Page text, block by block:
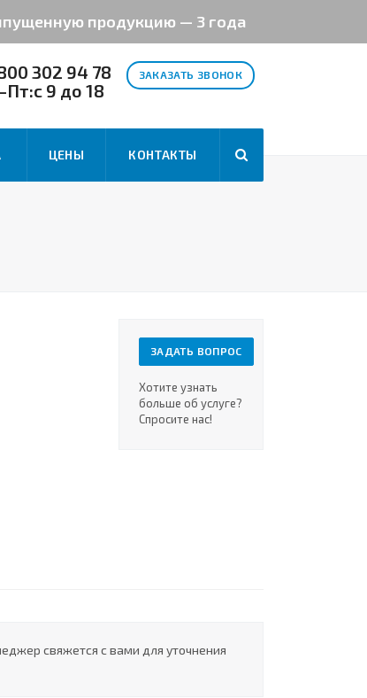
продукцию — 3 года
ЗАКАЗАТЬ ЗВОНОК
302 94 78
9 до 18
ЦЕНЫ КОНТАКТЫ
ЗАДАТЬ ВОПРОС
Хотите узнать
больше об услуге?
Спросите нас!
свяжется с вами для уточнения